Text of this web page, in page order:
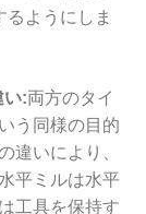
るようにしま
い:両方のタイ
う同様の目的
違いにより、
平ミルは水平
工具を保持す